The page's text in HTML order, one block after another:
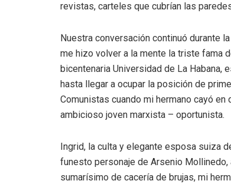
revistas, carteles que cubrían las
Nuestra conversación continuó durante
me hizo volver a la mente la triste fama
bicentenaria Universidad de La Habana,
hasta llegar a ocupar la posición de
Comunistas cuando mi hermano cayó
ambicioso joven marxista – oportunista.
Ingrid, la culta y elegante esposa suiza
funesto personaje de Arsenio Mollinedo,
sumarísimo de cacería de brujas, mi